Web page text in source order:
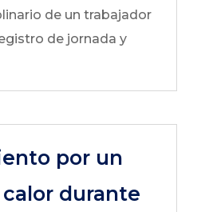
de un trabajador
de jornada y
por un
durante